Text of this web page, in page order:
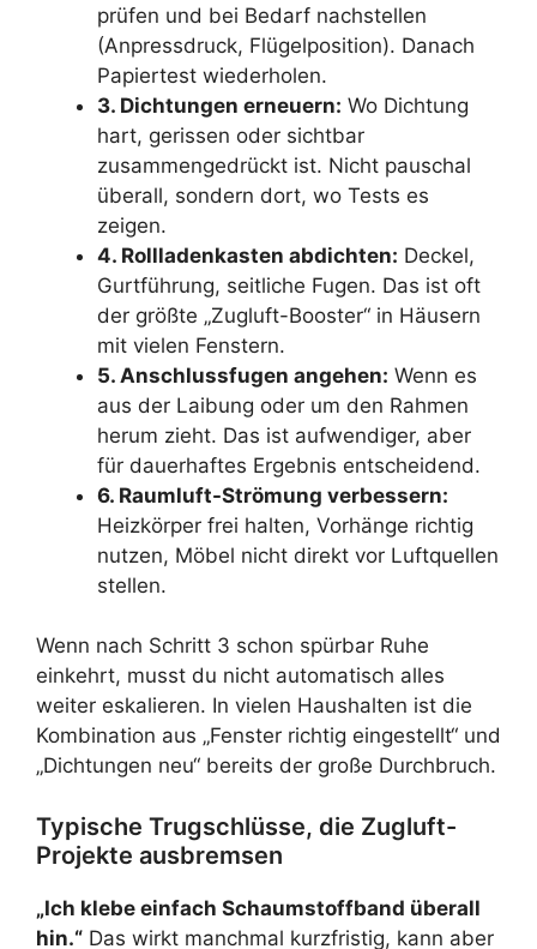
prüfen und bei Bedarf nachstellen
(Anpressdruck, Flügelposition). Danach
Papiertest wiederholen.
3. Dichtungen erneuern: Wo Dichtung
hart, gerissen oder sichtbar
zusammengedrückt ist. Nicht pauschal
überall, sondern dort, wo Tests es
zeigen.
4. Rollladenkasten abdichten: Deckel,
Gurtführung, seitliche Fugen. Das ist oft
der größte „Zugluft-Booster“ in Häusern
mit vielen Fenstern.
5. Anschlussfugen angehen: Wenn es
aus der Laibung oder um den Rahmen
herum zieht. Das ist aufwendiger, aber
für dauerhaftes Ergebnis entscheidend.
6. Raumluft-Strömung verbessern:
Heizkörper frei halten, Vorhänge richtig
nutzen, Möbel nicht direkt vor Luftquellen
stellen.
Wenn nach Schritt 3 schon spürbar Ruhe
einkehrt, musst du nicht automatisch alles
weiter eskalieren. In vielen Haushalten ist die
Kombination aus „Fenster richtig eingestellt“ und
„Dichtungen neu“ bereits der große Durchbruch.
Typische Trugschlüsse, die Zugluft-
Projekte ausbremsen
„Ich klebe einfach Schaumstoffband überall
hin.“ Das wirkt manchmal kurzfristig, kann aber